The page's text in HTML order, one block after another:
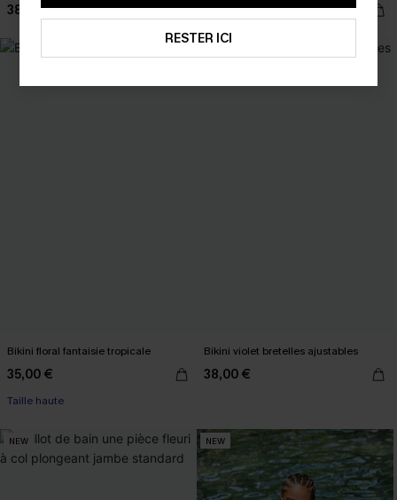
38,00 € 35,00 €
Bikini floral fantaisie tropicale
35,00 €
Taille haute
Bikini violet bretelles ajustables
38,00 €
NEW NEW
RESTER ICI